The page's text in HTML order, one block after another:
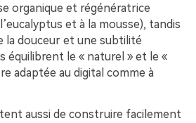
organique et régénératrice
et à la mousse), tandis
la douceur et une subtilité
équilibrent le « naturel » et le «
adaptée au digital comme à
aussi de construire facilement